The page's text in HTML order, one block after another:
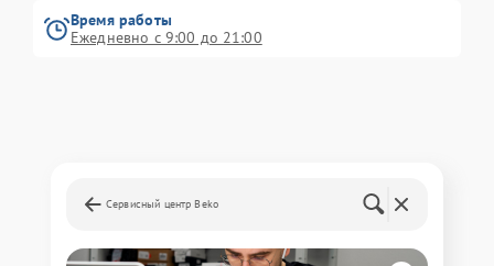
Время работы
Ежедневно с 9:00 до 21:00
Сервисный центр Beko